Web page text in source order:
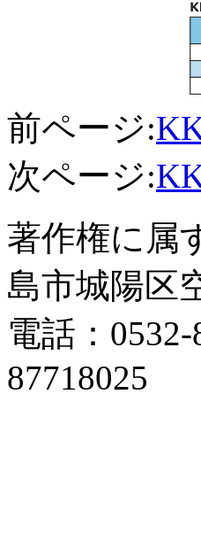
前ページ:
次ページ:
著作権に属
島市城陽区
電話：
87718025